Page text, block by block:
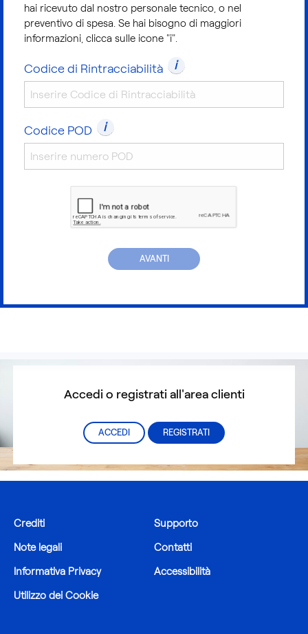
hai ricevuto dal nostro personale tecnico, o nel
preventivo di spesa. Se hai bisogno di maggiori
informazioni, clicca sulle icone "i".
Codice di Rintracciabilità i
Codice POD i
AVANTI
Accedi o registrati all'area clienti
ACCEDI REGISTRATI
Crediti
Note legali
Informativa Privacy
Utilizzo dei Cookie
Supporto
Contatti
Accessibilità